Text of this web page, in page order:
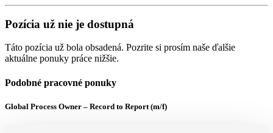
Pozícia už nie je dostupná
Táto pozícia už bola obsadená. Pozrite si prosím naše ďalšie
aktuálne ponuky práce nižšie.
Podobné pracovné ponuky
Global Process Owner – Record to Report (m/f)